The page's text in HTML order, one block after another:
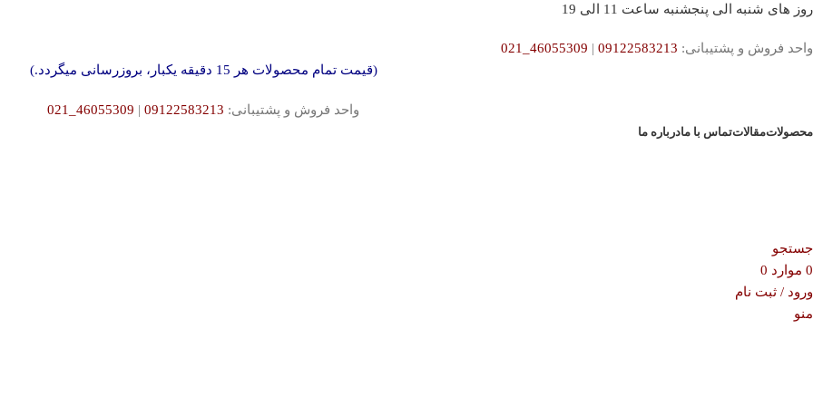
روز های شنبه الی پنجشنبه ساعت 11 الی 19
واحد فروش و پشتیبانی: 09122583213
|
46055309_021
(قیمت تمام محصولات هر 15 دقیقه یکبار، بروزرسانی میگردد.)
واحد فروش و پشتیبانی: 09122583213
|
46055309_021
محصولاتمقالاتتماس با مادرباره ما
جستجو
0 موارد 0
ورود / ثبت نام
منو